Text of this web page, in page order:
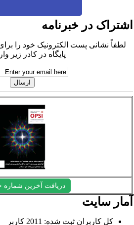
در خبرنامه
لطفاً نشانی پست الکترونیک خود را برای
پایگاه در کادر زیر
دریافت آخرین شماره
سایت
کل کاربران ثبت شده: 2011 کاربر